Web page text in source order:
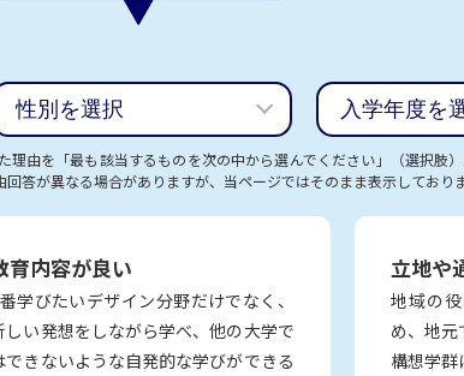
由を「最も該当するものを次の中から選んでください」（選択肢
答が異なる場合がありますが、当ページではそのまま表示しておりま
育内容が良い
学びたいデザイン分野だけでなく、
しい発想をしながら学べ、他の大学で
できないような自発的な学びができる
立地や
地域の
め、地
構想学群